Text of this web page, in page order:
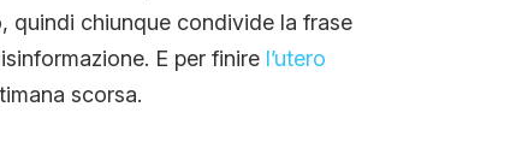
quindi chiunque condivide la frase
E per finirel’utero
scorsa.